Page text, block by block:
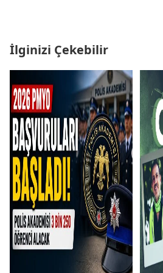
İlginizi Çekebilir